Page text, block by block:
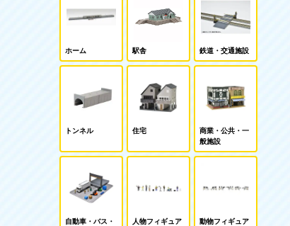
ホーム 駅舎 鉄道・交通施設
トンネル 住宅
商業・公共・一
般施設
自動車・バス・
人物フィギュア 動物フィギュア